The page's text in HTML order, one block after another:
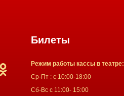
Билеты
Режим работы кассы в театре:
Ср-Пт : с 10:00-18:00
Сб-Вс с 11:00- 15:00